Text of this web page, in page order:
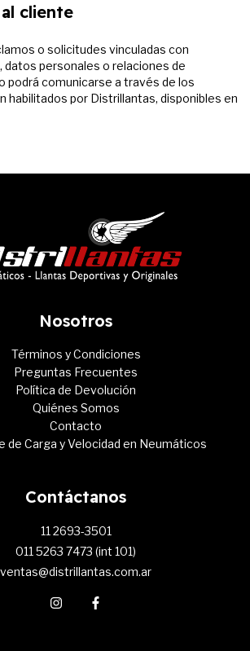
cliente
o solicitudes vinculadas con
datos personales o relaciones de
podrá comunicarse a través de los
habilitados por Distrillantas, disponibles en
Nosotros
Términos y Condiciones
Preguntas Frecuentes
Política de Devolución
Quiénes Somos
Contacto
de Carga y Velocidad en Neumáticos
Contáctanos
11 2693-3501
011 5263 7473 (int 101)
ventas@distrillantas.com.ar